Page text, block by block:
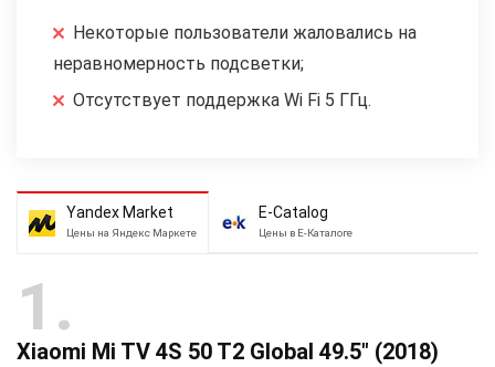
Некоторые пользователи жаловались на
неравномерность подсветки;
Отсутствует поддержка Wi Fi 5 ГГц.
Yandex Market
Цены на Яндекс Маркете
E-Catalog
Цены в Е-Каталоге
1
Xiaomi Mi TV 4S 50 T2 Global 49.5″ (2018)